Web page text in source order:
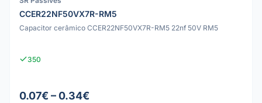
CCER22NF50VX7R-RM5
Capacitor cerâmico CCER22NF50VX7R-RM5 22nf 50V RM5
350
0.07€ – 0.34€